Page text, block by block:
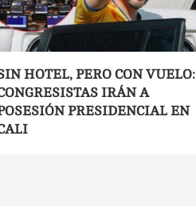
HOTEL, PERO CON VUELO:
IRÁN A
PRESIDENCIAL EN